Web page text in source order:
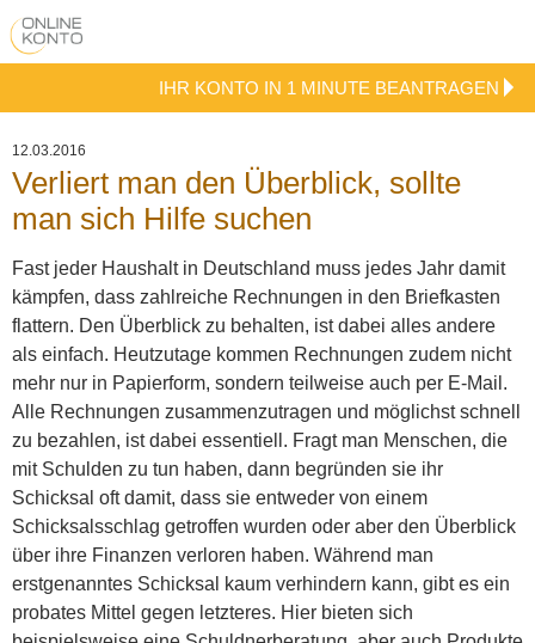
IHR KONTO IN 1 MINUTE BEANTRAGEN
12.03.2016
Verliert man den Überblick, sollte
man sich Hilfe suchen
Fast jeder Haushalt in Deutschland muss jedes Jahr damit
kämpfen, dass zahlreiche Rechnungen in den Briefkasten
flattern. Den Überblick zu behalten, ist dabei alles andere
als einfach. Heutzutage kommen Rechnungen zudem nicht
mehr nur in Papierform, sondern teilweise auch per E-Mail.
Alle Rechnungen zusammenzutragen und möglichst schnell
zu bezahlen, ist dabei essentiell. Fragt man Menschen, die
mit Schulden zu tun haben, dann begründen sie ihr
Schicksal oft damit, dass sie entweder von einem
Schicksalsschlag getroffen wurden oder aber den Überblick
über ihre Finanzen verloren haben. Während man
erstgenanntes Schicksal kaum verhindern kann, gibt es ein
probates Mittel gegen letzteres. Hier bieten sich